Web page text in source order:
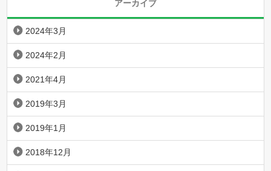
アーカイブ
2024年3月
2024年2月
2021年4月
2019年3月
2019年1月
2018年12月